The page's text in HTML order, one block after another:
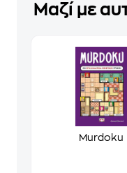
Μαζί με
Murdoku